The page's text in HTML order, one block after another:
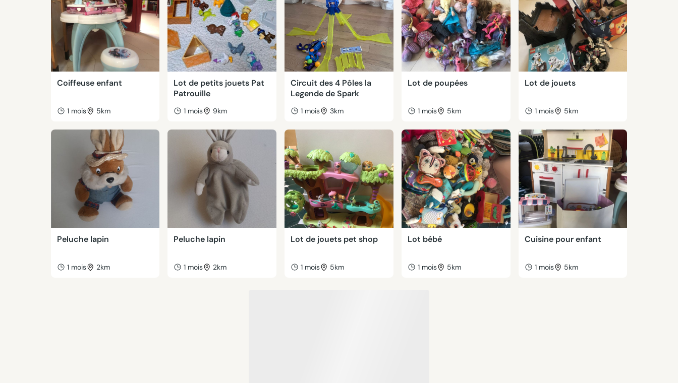
Coiffeuse enfant
1 mois 5km
Lot de petits jouets Pat
Patrouille
1 mois 9km
Circuit des 4 Pôles la
Legende de Spark
1 mois 3km
Lot de poupées
1 mois 5km
Lot de jouets
1 mois 5km
Peluche lapin
1 mois 2km
Peluche lapin
1 mois 2km
Lot de jouets pet shop
1 mois 5km
Lot bébé
1 mois 5km
Cuisine pour enfant
1 mois 5km